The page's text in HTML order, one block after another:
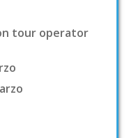
tour operator